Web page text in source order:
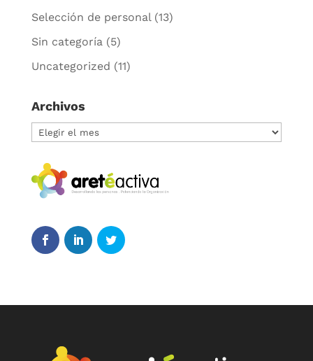
Selección de personal(13)
Sin categoría(5)
Uncategorized (11)
Archivos
Archivos